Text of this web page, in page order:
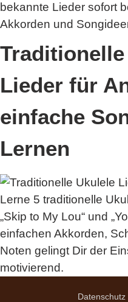
bekannte Lieder sofort
Akkorden und
Lieder für
einfache
Lernen
Lerne 5 traditionelle
„Skip to My Lou“ und
einfachen Akkorden,
Noten gelingt Dir der
motivierend.
Datenschutz